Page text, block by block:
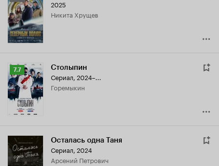
Кинопоиска
6.9
2025
Никита Хрущев
Рейтинг
Кинопоиска
7.7
7.7 Столыпин
Сериал, 2024–...
Горемыкин
Осталась одна Таня
Сериал, 2024
Арсений Петрович